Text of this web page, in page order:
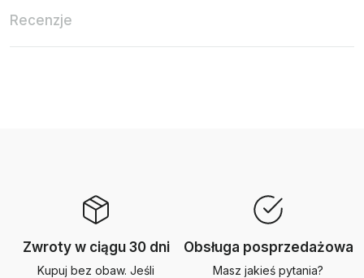
Recenzje
Zwroty w ciągu 30 dni
Kupuj bez obaw. Jeśli
Obsługa posprzedażowa
Masz jakieś pytania?